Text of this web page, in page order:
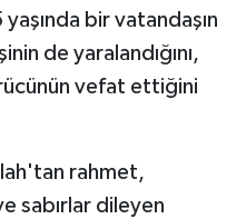
bir vatandaşın
de yaralandığını,
vefat ettiğini
rahmet,
sabırlar dileyen